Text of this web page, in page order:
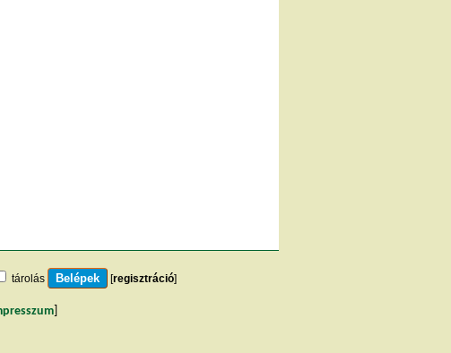
tárolás [regisztráció]